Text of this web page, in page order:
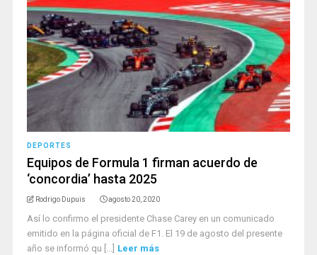
DEPORTES
Equipos de Formula 1 firman acuerdo de
‘concordia’ hasta 2025
Rodrigo Dupuis agosto 20, 2020
Así lo confirmo el presidente Chase Carey en un comunicado
emitido en la página oficial de F1. El 19 de agosto del presente
año se informó qu [...] Leer más